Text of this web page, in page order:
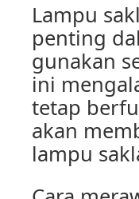
Lampu
penting
gunakan
ini
tetap
akan
lampu